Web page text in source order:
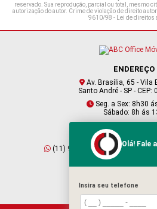
reservado. Sua reprodução, parcial ou total, mesmo
autorização do autor. Crime de violação de direito
9610/98 - Lei de direitos
ENDEREÇO
Av. Brasília, 65 - Vila
Santo André - SP - CEP:
Seg. a Sex: 8h30
Sábado: 8h ás
CONTATO
(11) 95409-2229
Olá! Fale
Insira seu telefone